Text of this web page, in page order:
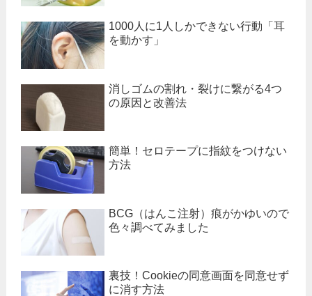
1000人に1人しかできない行動「耳
を動かす」
消しゴムの割れ・裂けに繋がる4つ
の原因と改善法
簡単！セロテープに指紋をつけない
方法
BCG（はんこ注射）痕がかゆいので
色々調べてみました
裏技！Cookieの同意画面を同意せず
に消す方法